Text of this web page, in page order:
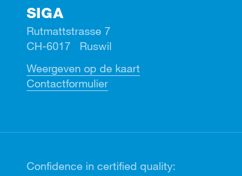
SIGA
Rutmattstrasse 7
CH-6017 Ruswil
Weergeven op de kaart
Contactformulier
Confidence in certified quality: